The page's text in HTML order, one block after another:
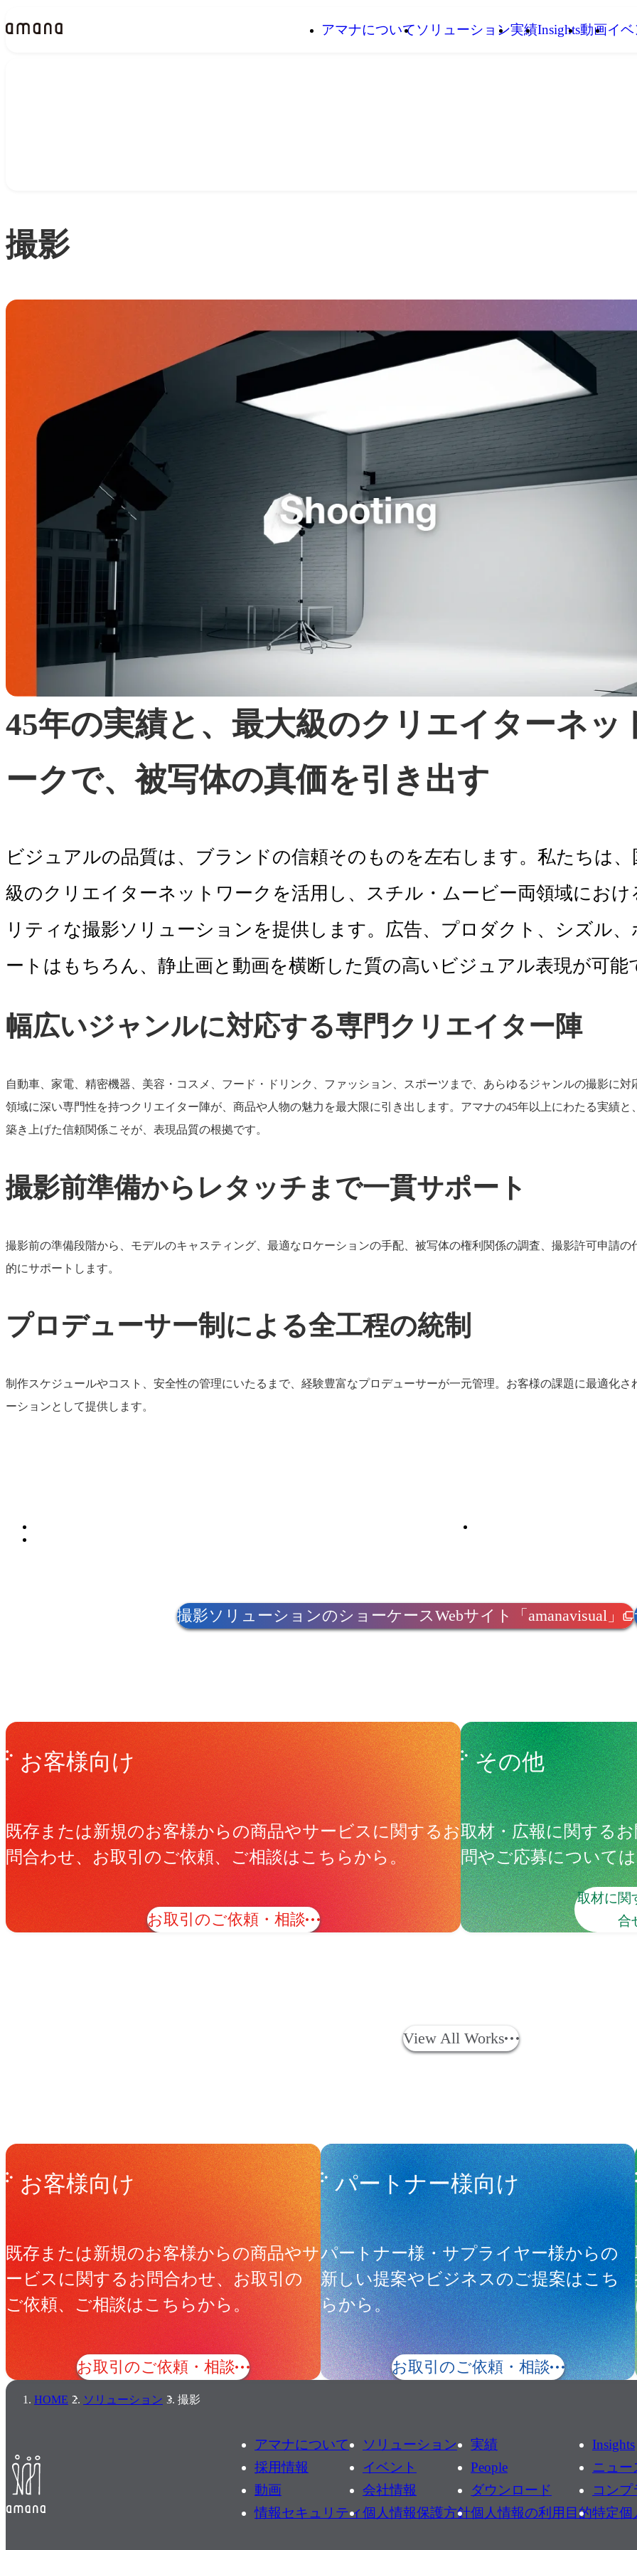
アマナについてソリューション実績Insights動画イベ
撮影
45年の実績と、最大級のクリエイターネッ
ークで、被写体の真価を引き出す
ビジュアルの品質は、ブランドの信頼そのものを左右します。私たちは、
級のクリエイターネットワークを活用し、スチル・ムービー両領域におけ
リティな撮影ソリューションを提供します。広告、プロダクト、シズル、
ートはもちろん、静止画と動画を横断した質の高いビジュアル表現が可能
幅広いジャンルに対応する専門クリエイター陣
自動車、家電、精密機器、美容・コスメ、フード・ドリンク、ファッション、スポーツまで、あらゆるジャンルの撮影に対
領域に深い専門性を持つクリエイター陣が、商品や人物の魅力を最大限に引き出します。アマナの45年以上にわたる実績と
築き上げた信頼関係こそが、表現品質の根拠です。
撮影前準備からレタッチまで一貫サポート
撮影前の準備段階から、モデルのキャスティング、最適なロケーションの手配、被写体の権利関係の調査、撮影許可申請の
的にサポートします。
プロデューサー制による全工程の統制
制作スケジュールやコスト、安全性の管理にいたるまで、経験豊富なプロデューサーが一元管理。お客様の課題に最適化さ
ーションとして提供します。
撮影ソリューションのショーケースWebサイト「amanavisual」
Get in Touchお問い合わせ
お客様向け
既存または新規のお客様からの商品やサービスに関するお
問合わせ、お取引のご依頼、ご相談はこちらから。
お取引のご依頼・相談
その他
取材・広報に関する
問やご応募について
取材に関
合
View All Works
Get in Touchお問い合わせ
お客様向け
既存または新規のお客様からの商品やサ
ービスに関するお問合わせ、お取引の
ご依頼、ご相談はこちらから。
お取引のご依頼・相談
パートナー様向け
パートナー様・サプライヤー様からの
新しい提案やビジネスのご提案はこち
らから。
お取引のご依頼・相談
HOME ソリューション 撮影
アマナについて ソリューション 実績
Insights
採用情報
イベント People
ニュー
動画
会社情報 ダウンロード
コンプ
情報セキュリティ個人情報保護方針個人情報の利用目的特定個